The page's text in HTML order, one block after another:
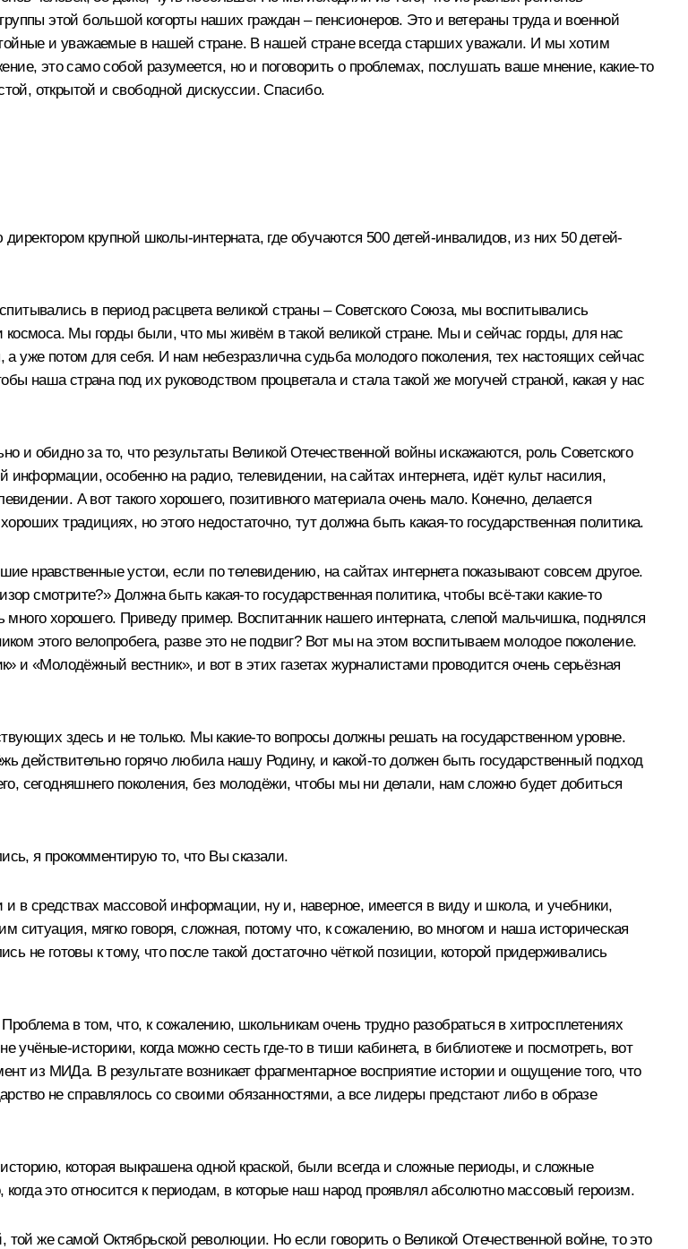
этой большой когорты наших граждан – пенсионеров. Это и ветераны труда и военной
и уважаемые в нашей стране. В нашей стране всегда старших уважали. И мы хотим
это само собой разумеется, но и поговорить о проблемах, послушать ваше мнение, какие‑то
открытой и свободной дискуссии. Спасибо.
крупной школы-интерната, где обучаются 500 детей-инвалидов, из них 50 детей-
в период расцвета великой страны – Советского Союза, мы воспитывались
космоса. Мы горды были, что мы живём в такой великой стране. Мы и сейчас горды, для нас
уже потом для себя. И нам небезразлична судьба молодого поколения, тех настоящих сейчас
наша страна под их руководством процветала и стала такой же могучей страной, какая у нас
и обидно за то, что результаты Великой Отечественной войны искажаются, роль Советского
особенно на радио, телевидении, на сайтах интернета, идёт культ насилия,
А вот такого хорошего, позитивного материала очень мало. Конечно, делается
традициях, но этого недостаточно, тут должна быть какая‑то государственная политика.
нравственные устои, если по телевидению, на сайтах интернета показывают совсем другое.
смотрите?» Должна быть какая‑то государственная политика, чтобы всё‑таки какие‑то
хорошего. Приведу пример. Воспитанник нашего интерната, слепой мальчишка, поднялся
этого велопробега, разве это не подвиг? Вот мы на этом воспитываем молодое поколение.
и «Молодёжный вестник», и вот в этих газетах журналистами проводится очень серьёзная
здесь и не только. Мы какие‑то вопросы должны решать на государственном уровне.
горячо любила нашу Родину, и какой‑то должен быть государственный подход
сегодняшнего поколения, без молодёжи, чтобы мы ни делали, нам сложно будет добиться
я прокомментирую то, что Вы сказали.
в средствах массовой информации, ну и, наверное, имеется в виду и школа, и учебники,
ситуация, мягко говоря, сложная, потому что, к сожалению, во многом и наша историческая
не готовы к тому, что после такой достаточно чёткой позиции, которой придерживались
в том, что, к сожалению, школьникам очень трудно разобраться в хитросплетениях
историки, когда можно сесть где‑то в тиши кабинета, в библиотеке и посмотреть, вот
из МИДа. В результате возникает фрагментарное восприятие истории и ощущение того, что
не справлялось со своими обязанностями, а все лидеры предстают либо в образе
которая выкрашена одной краской, были всегда и сложные периоды, и сложные
это относится к периодам, в которые наш народ проявлял абсолютно массовый героизм.
же самой Октябрьской революции. Но если говорить о Великой Отечественной войне, то это